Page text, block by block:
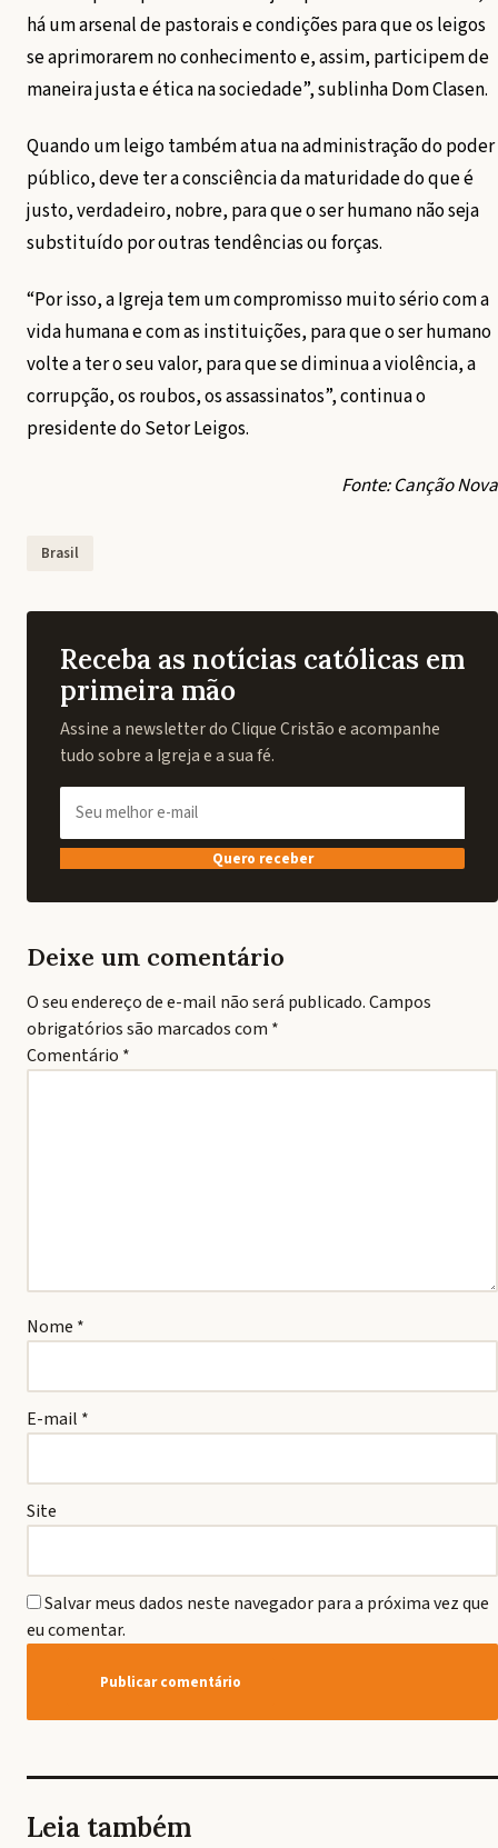
há um arsenal de pastorais e condições para que os leigos
se aprimorarem no conhecimento e, assim, participem de
maneira justa e ética na sociedade”, sublinha Dom Clasen.
Quando um leigo também atua na administração do poder
público, deve ter a consciência da maturidade do que é
justo, verdadeiro, nobre, para que o ser humano não seja
substituído por outras tendências ou forças.
“Por isso, a Igreja tem um compromisso muito sério com a
vida humana e com as instituições, para que o ser humano
volte a ter o seu valor, para que se diminua a violência, a
corrupção, os roubos, os assassinatos”, continua o
presidente do Setor Leigos.
Fonte: Canção Nova
Brasil
Receba as notícias católicas em
primeira mão
Assine a newsletter do Clique Cristão e acompanhe
tudo sobre a Igreja e a sua fé.
Quero receber
Deixe um comentário
O seu endereço de e-mail não será publicado.Campos
obrigatórios são marcados com *
Comentário *
Nome *
E-mail *
Site
Salvar meus dados neste navegador para a próxima vez que
eu comentar.
Leia também